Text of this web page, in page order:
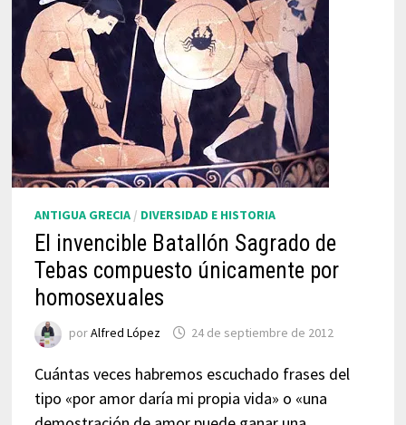
ANTIGUA GRECIA/ DIVERSIDAD E HISTORIA
El invencible Batallón Sagrado de
Tebas compuesto únicamente por
homosexuales
porAlfred López 24 de septiembre de 2012
Cuántas veces habremos escuchado frases del
tipo «por amor daría mi propia vida» o «una